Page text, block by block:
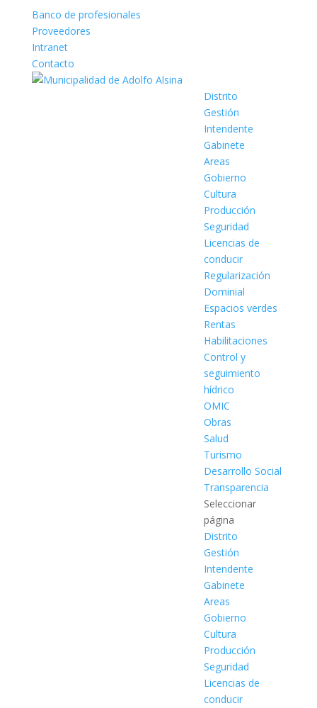
Banco de profesionales
Proveedores
Intranet
Contacto
Distrito
Gestión
Intendente
Gabinete
Areas
Gobierno
Cultura
Producción
Seguridad
Licencias de
conducir
Regularización
Dominial
Espacios verdes
Rentas
Habilitaciones
Control y
seguimiento
hídrico
OMIC
Obras
Salud
Turismo
Desarrollo Social
Transparencia
Seleccionar
página
Distrito
Gestión
Intendente
Gabinete
Areas
Gobierno
Cultura
Producción
Seguridad
Licencias de
conducir